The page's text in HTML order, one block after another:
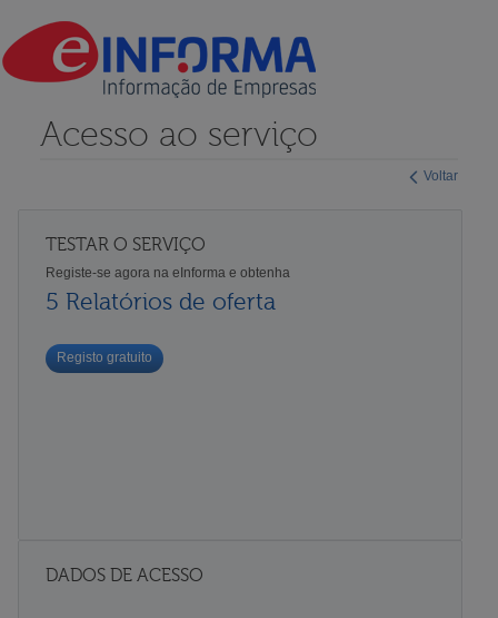
Voltar
Acesso ao serviço
TESTAR O SERVIÇO
Registe-se agora na eInforma e obtenha
5 Relatórios de oferta
Registo gratuito
DADOS DE ACESSO